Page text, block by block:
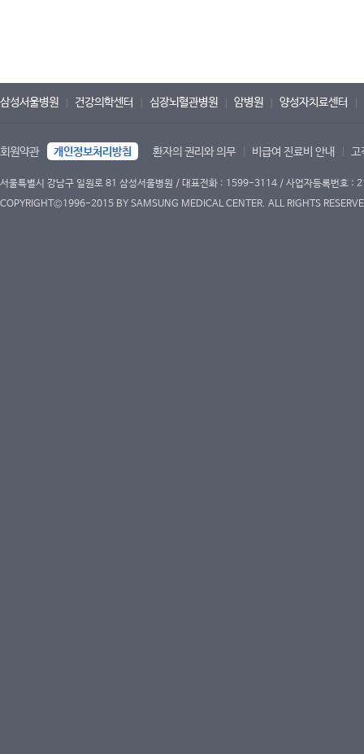
삼성서울병원 건강의학센터 심장뇌혈관병원 암병원 양성자치료센터
회원약관 개인정보처리방침 환자의 권리와 의무 비급여 진료비 안내 고
서울특별시 강남구 일원로 81 삼성서울병원 / 대표전화 : 1599-3114 / 사업자등록번호
COPYRIGHT©1996-2015 BY SAMSUNG MEDICAL CENTER. ALL RIGHTS